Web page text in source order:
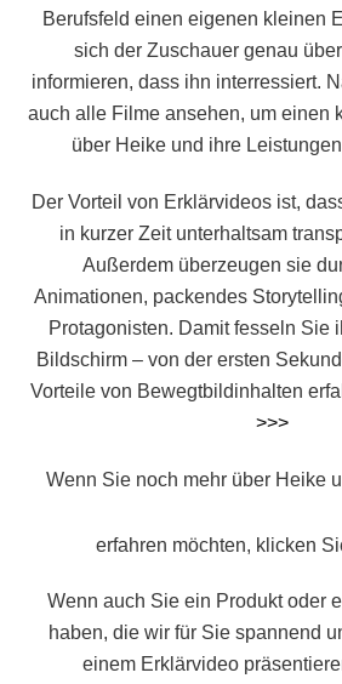
Berufsfeld einen eigenen kleinen
sich der Zuschauer genau
informieren, dass ihn interressiert.
auch alle Filme ansehen, um einen
über Heike und ihre
Der Vorteil von Erklärvideos ist,
in kurzer Zeit unterhaltsam
Außerdem überzeugen sie
Animationen, packendes
Protagonisten. Damit fesseln Sie
Bildschirm – von der ersten
Vorteile von Bewegtbildinhalten
>>>
Wenn Sie noch mehr über Heike
erfahren möchten, klicken
Wenn auch Sie ein Produkt oder
haben, die wir für Sie spannend
einem Erklärvideo